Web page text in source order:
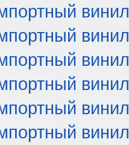
винил
винил
винил
винил
винил
винил